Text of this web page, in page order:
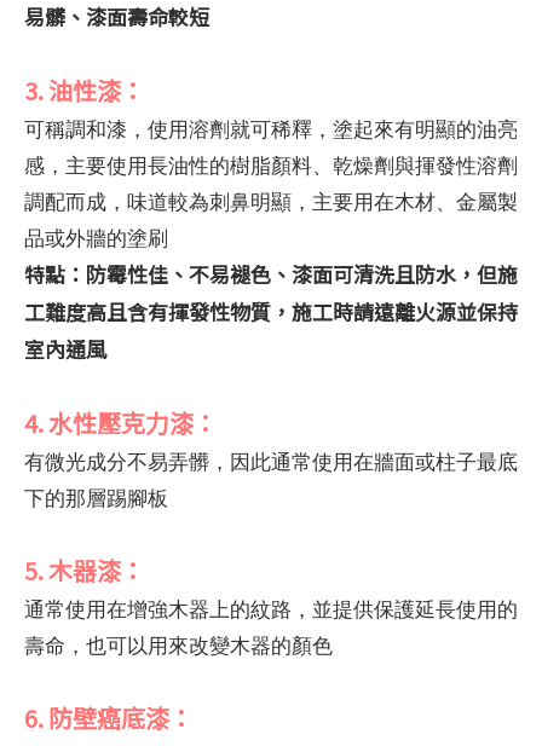
易髒、漆面壽命較短
3. 油性漆：
可稱調和漆，使用溶劑就可稀釋，塗起來有明顯的油亮
感，主要使用長油性的樹脂顏料、乾燥劑與揮發性溶劑
調配而成，味道較為刺鼻明顯，主要用在木材、金屬製
品或外牆的塗刷
特點：防霉性佳、不易褪色、漆面可清洗且防水，但施
工難度高且含有揮發性物質，施工時請遠離火源並保持
室內通風
4. 水性壓克力漆：
有微光成分不易弄髒，因此通常使用在牆面或柱子最底
下的那層踢腳板
5. 木器漆：
通常使用在增強木器上的紋路，並提供保護延長使用的
壽命，也可以用來改變木器的顏色
6. 防壁癌底漆：